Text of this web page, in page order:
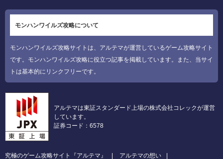
モンハンワイルズ攻略について
モンハンワイルズ攻略サイトは、アルテマが運営しているゲーム攻略サイト
です。モンハンワイルズ攻略に役立つ記事を掲載しています。また、当サイ
トは基本的にリンクフリーです。
アルテマは東証スタンダード上場の株式会社コレックが運営
しています。
証券コード：6578
究極のゲーム攻略サイト『アルテマ』 アルテマの想い